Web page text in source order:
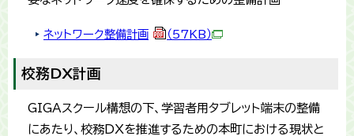
ネットワーク整備計画 （57KB）
校務DX計画
GIGAスクール構想の下、学習者用タブレット端末の整備
にあたり、校務DXを推進するための本町における現状と